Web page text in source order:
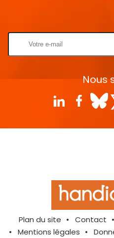
Nous
Plan du site Contact
Mentions légales